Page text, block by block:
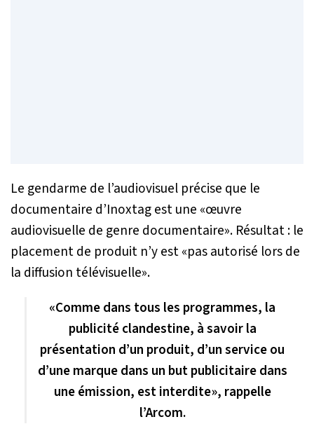
Le gendarme de l’audiovisuel précise que le
documentaire d’Inoxtag est une «œuvre
audiovisuelle de genre documentaire». Résultat : le
placement de produit n’y est «pas autorisé lors de
la diffusion télévisuelle».
«Comme dans tous les programmes, la
publicité clandestine, à savoir la
présentation d’un produit, d’un service ou
d’une marque dans un but publicitaire dans
une émission, est interdite», rappelle
l’Arcom.